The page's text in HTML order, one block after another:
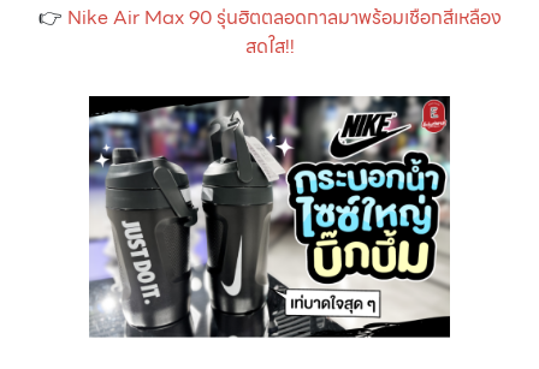
👉 Nike Air Max 90 รุ่นฮิตตลอดกาลมาพร้อมเชือกสีเหลือง
สดใส!!